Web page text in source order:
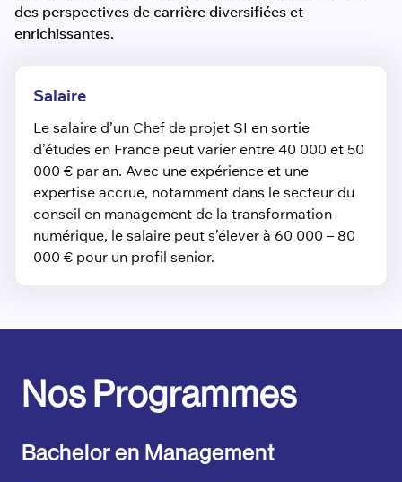
des perspectives de carrière diversifiées et
enrichissantes.
Salaire
Le salaire d’un Chef de projet SI en sortie
d’études en France peut varier entre 40 000 et 50
000 € par an. Avec une expérience et une
expertise accrue, notamment dans le secteur du
conseil en management de la transformation
numérique, le salaire peut s’élever à 60 000 – 80
000 € pour un profil senior.
Nos Programmes
Bachelor en Management